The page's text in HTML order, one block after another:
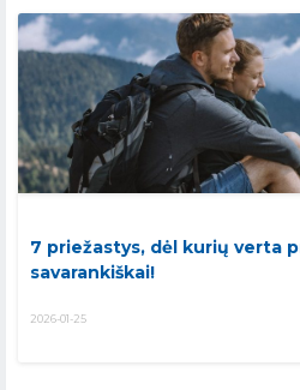
7 priežastys, dėl kurių verta
savarankiškai!
2026-01-25